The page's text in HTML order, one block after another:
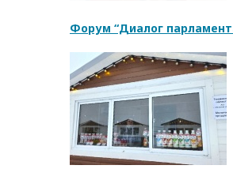
Форум “Диалог